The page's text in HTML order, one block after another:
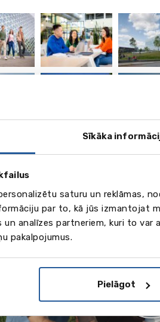
Sīkāka
saturu un reklāmas,
par to, kā jūs izmantojat
un analīzes partneriem, kuri to
pakalpojumus.
Pielāgot